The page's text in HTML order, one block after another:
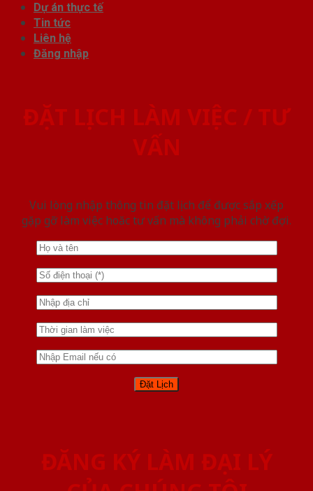
Dự án thực tế
Tin tức
Liên hệ
Đăng nhập
ĐẶT LỊCH LÀM VIỆC / TƯ
VẤN
Vui lòng nhập thông tin đặt lịch để được sắp xếp
gặp gỡ làm việc hoăc tư vấn mà không phải chờ đợi.
ĐĂNG KÝ LÀM ĐẠI LÝ